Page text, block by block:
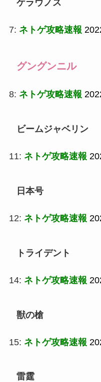
ケラウノス
7: ネトゲ攻略速報
グングンニル
8: ネトゲ攻略速報
ビームジャベリン
11: ネトゲ攻略速報
日本号
12: ネトゲ攻略速報
トライデント
14: ネトゲ攻略速報
獣の槍
15: ネトゲ攻略速報
雷霆